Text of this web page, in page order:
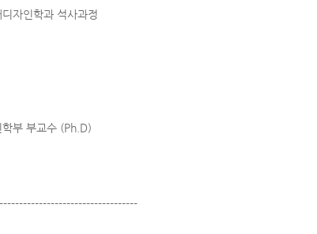
자인학과 석사과정
부 부교수 (Ph.D)